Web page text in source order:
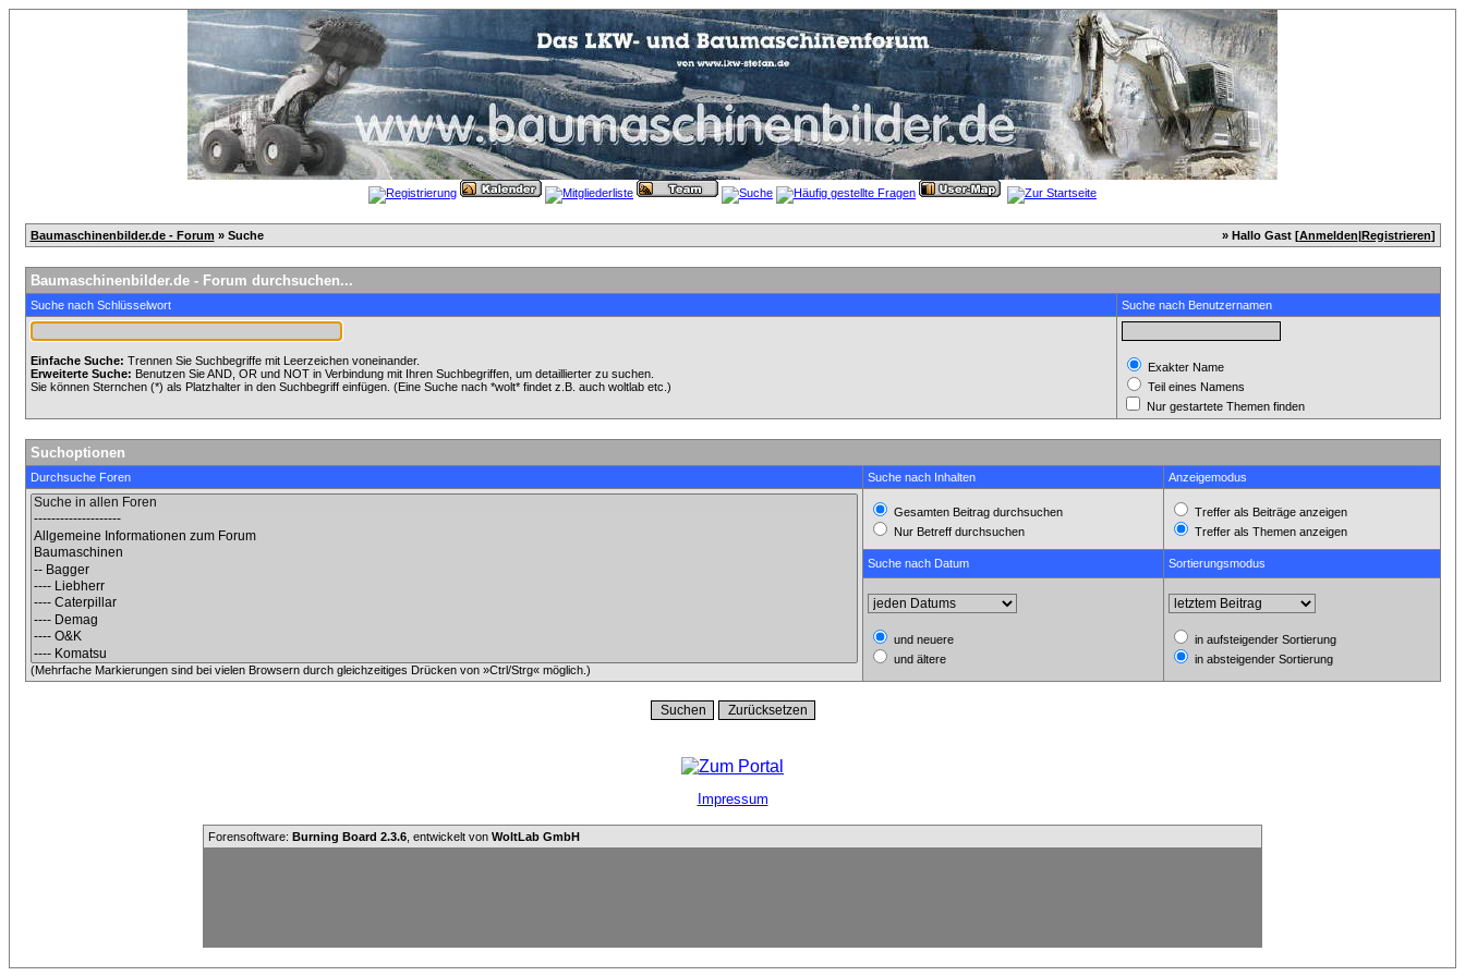
Baumaschinenbilder.de - Forum » Suche » Hallo Gast [Anmelden|Registrieren]
Baumaschinenbilder.de - Forum durchsuchen...
Suche nach Schlüsselwort Suche nach Benutzernamen
Einfache Suche: Trennen Sie Suchbegriffe mit Leerzeichen voneinander.
Erweiterte Suche: Benutzen Sie AND, OR und NOT in Verbindung mit Ihren Suchbegriffen, um detaillierter zu suchen.
Sie können Sternchen (*) als Platzhalter in den Suchbegriff einfügen. (Eine Suche nach *wolt* findet z.B. auch woltlab etc.)
Exakter Name
Teil eines Namens
Nur gestartete Themen finden
Suchoptionen
Durchsuche Foren Suche nach Inhalten Anzeigemodus
(Mehrfache Markierungen sind bei vielen Browsern durch gleichzeitiges Drücken von »Ctrl/Strg« möglich.)
Gesamten Beitrag durchsuchen
Nur Betreff durchsuchen
Treffer als Beiträge anzeigen
Treffer als Themen anzeigen
Suche nach Datum Sortierungsmodus
und neuere
und ältere
in aufsteigender Sortierung
in absteigender Sortierung
Impressum
Forensoftware: Burning Board 2.3.6 , entwickelt von WoltLab GmbH